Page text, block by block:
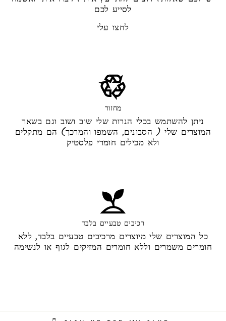
לסייע לכם
לחצו עלי
מחזור
ניתן להשתמש בכלי הנרות שלי שוב ושוב וגם בשאר
המוצרים שלי ( הסבונים, השמפו והמרכך) הם מתקלים
ולא מכילים חומרי פלסטיק
רכיבים טבעיים בלבד
כל המוצרים שלי מיוצרים מרכיבים טבעיים בלבד, ללא
חומרים משמרים וללא חומרים המזיקים לגוף או לנשימה